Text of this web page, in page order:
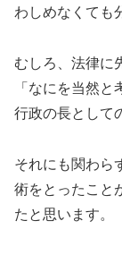
わしめなくても
むしろ、法律に
「なにを当然
行政の長として
それにも関わら
術をとったこと
たと思います。